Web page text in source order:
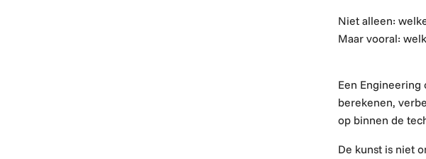
Niet alleen:
Maar vooral:
Een
berekenen,
op binnen de
De kunst is niet